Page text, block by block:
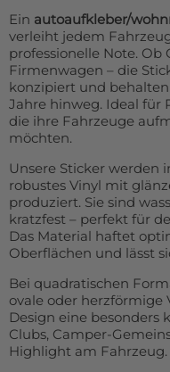
Ein autoaufkleber/
verleiht jedem
professionelle Note. Ob
Firmenwagen – die
konzipiert und
Jahre hinweg. Ideal für
die ihre Fahrzeuge
möchten.
Unsere Sticker werden
robustes Vinyl mit
produziert. Sie sind
kratzfest – perfekt für
Das Material haftet
Oberflächen und lässt
Bei quadratischen
ovale oder herzförmige
Design eine besonders
Clubs, Camper-
Highlight am Fahrzeug.